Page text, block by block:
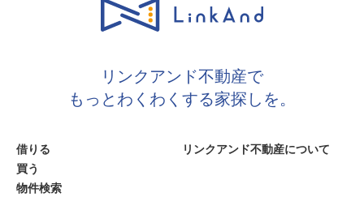
リンクアンド不動産で
もっとわくわくする家探しを。
借りる
買う
物件検索
リンクアンド不動産について